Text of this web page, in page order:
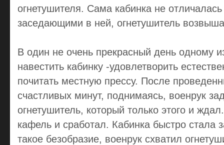
огнетушителя. Сама кабинка не
заседающими в ней, огнетушитель
В один не очень прекрасный день одному
навестить кабинку -удовлетворить
почитать местную прессу. После
счастливых минут, поднимаясь, военрук
огнетушитель, который только этого и
кафель и сработал. Кабинка быстро стала
такое безобразие, военрук схватил